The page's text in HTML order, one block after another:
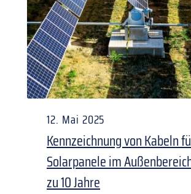
12. Mai 2025
Kennzeichnung von Kabeln
Solarpanele im
zu 10 Jahre